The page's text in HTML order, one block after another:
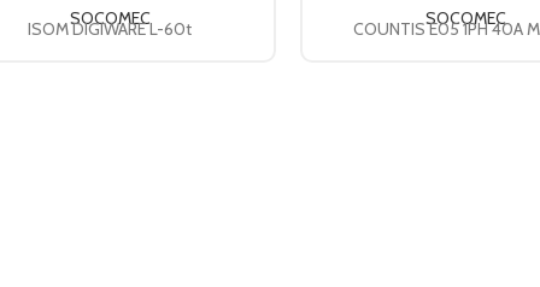
SOCOMEC
ISOM DIGIWARE L-60t
SOCOMEC
COUNTIS E05 1PH 40A